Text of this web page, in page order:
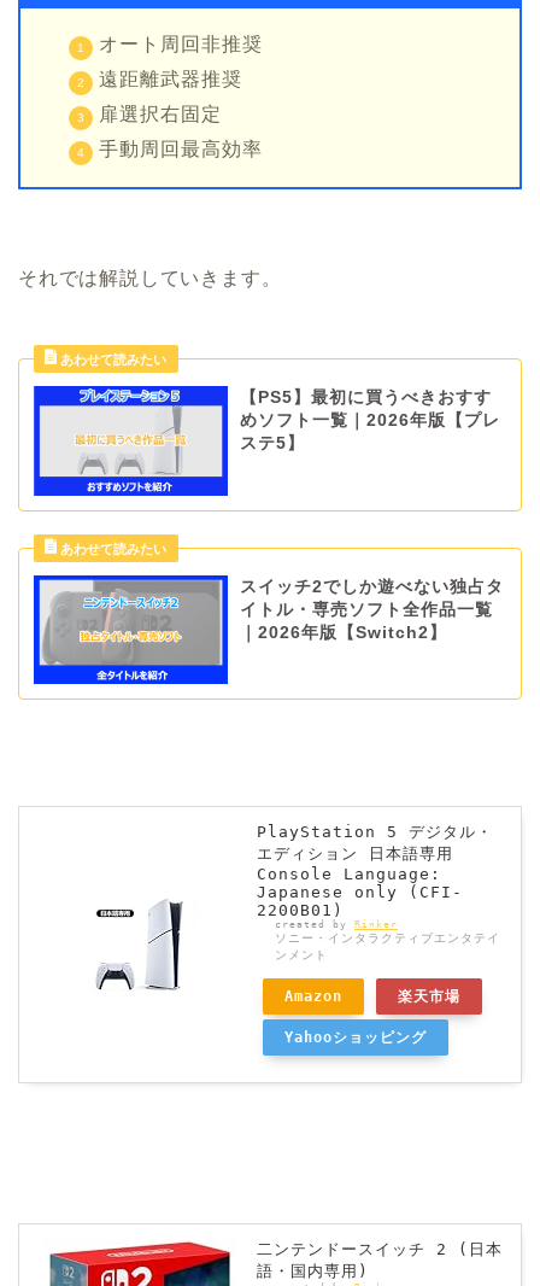
オート周回非推奨
遠距離武器推奨
扉選択右固定
手動周回最高効率
それでは解説していきます。
【PS5】最初に買うべきおすす
めソフト一覧｜2026年版【プレ
ステ5】
スイッチ2でしか遊べない独占タ
イトル・専売ソフト全作品一覧
｜2026年版【Switch2】
PlayStation 5 デジタル・
エディション 日本語専用
Console Language:
Japanese only (CFI-
2200B01)
created by Rinker
ソニー・インタラクティブエンタテイ
ンメント
Amazon 楽天市場
Yahooショッピング
二ンテンドースイッチ 2 (日本
語・国内専用)